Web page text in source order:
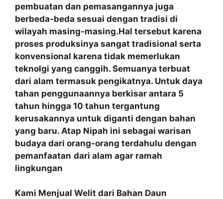
pembuatan dan pemasangannya juga
berbeda-beda sesuai dengan tradisi di
wilayah masing-masing.Hal tersebut karena
proses produksinya sangat tradisional serta
konvensional karena tidak memerlukan
teknolgi yang canggih. Semuanya terbuat
dari alam termasuk pengikatnya. Untuk daya
tahan penggunaannya berkisar antara 5
tahun hingga 10 tahun tergantung
kerusakannya untuk diganti dengan bahan
yang baru. Atap Nipah ini sebagai warisan
budaya dari orang-orang terdahulu dengan
pemanfaatan dari alam agar ramah
lingkungan
Kami Menjual Welit dari Bahan Daun